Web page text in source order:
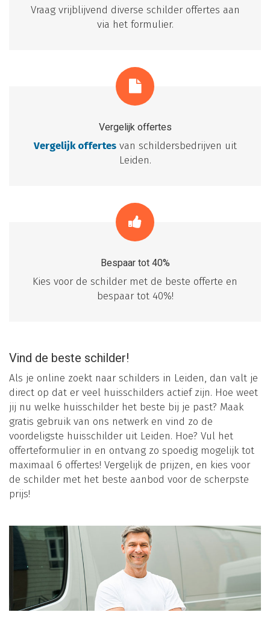
Vraag vrijblijvend diverse schilder offertes aan
via het formulier.
Vergelijk offertes
Vergelijk offertesvan schildersbedrijven uit
Leiden.
Bespaar tot 40%
Kies voor de schilder met de beste offerte en
bespaar tot 40%!
Vind de beste schilder!
Als je online zoekt naar schilders in Leiden, dan valt je
direct op dat er veel huisschilders actief zijn. Hoe weet
jij nu welke huisschilder het beste bij je past? Maak
gratis gebruik van ons netwerk en vind zo de
voordeligste huisschilder uit Leiden. Hoe? Vul het
offerteformulier in en ontvang zo spoedig mogelijk tot
maximaal 6 offertes! Vergelijk de prijzen, en kies voor
de schilder met het beste aanbod voor de scherpste
prijs!